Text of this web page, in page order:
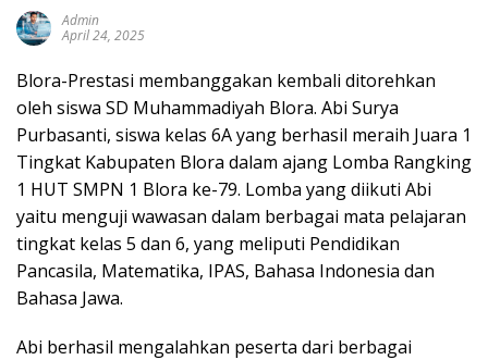
Admin
April 24, 2025
Blora-Prestasi membanggakan kembali ditorehkan
oleh siswa SD Muhammadiyah Blora. Abi Surya
Purbasanti, siswa kelas 6A yang berhasil meraih Juara 1
Tingkat Kabupaten Blora dalam ajang Lomba Rangking
1 HUT SMPN 1 Blora ke-79. Lomba yang diikuti Abi
yaitu menguji wawasan dalam berbagai mata pelajaran
tingkat kelas 5 dan 6, yang meliputi Pendidikan
Pancasila, Matematika, IPAS, Bahasa Indonesia dan
Bahasa Jawa.
Abi berhasil mengalahkan peserta dari berbagai